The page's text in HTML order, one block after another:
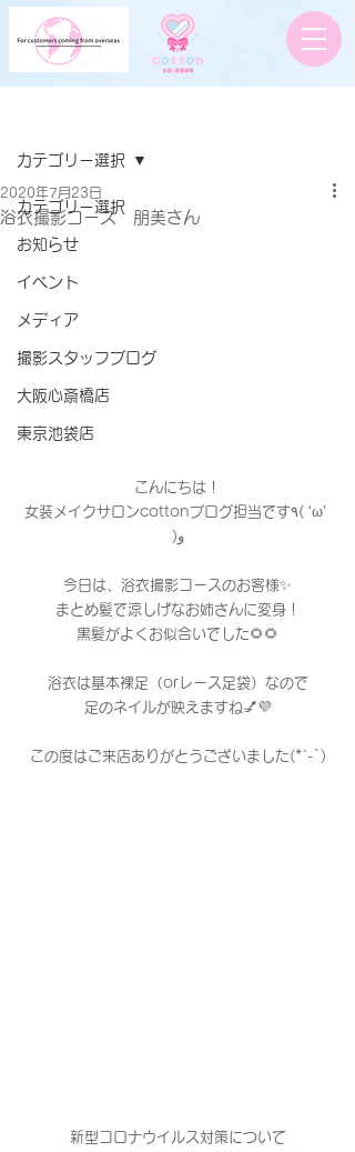
カテゴリー選択
お知らせ
イベント
メディア
撮影スタッフブログ
大阪心斎橋店
東京池袋店
カテゴリー選択
浴衣撮影コース 朋美さん
2020年7月23日
こんにちは！
女装メイクサロンcottonブログ担当です٩( ‘ω’
)و
今日は、浴衣撮影コースのお客様✨
まとめ髪で涼しげなお姉さんに変身！
黒髪がよくお似合いでした🌻🌻
浴衣は基本裸足（orレース足袋）なので
足のネイルが映えますね💅💜
この度はご来店ありがとうございました(*´-`)
新型コロナウイルス対策について